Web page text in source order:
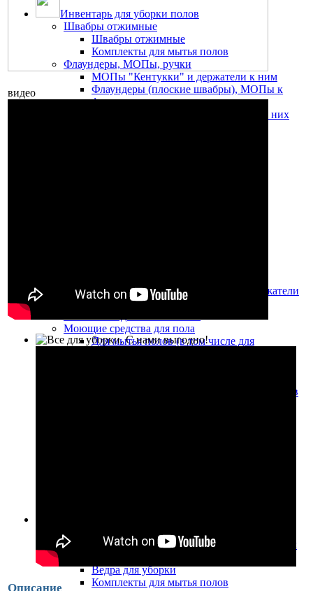
Инвентарь для уборки полов
Швабры отжимные
Швабры отжимные
Комплекты для мытья полов
Флаундеры, МОПы, ручки
МОПы "Кентукки" и держатели к ним
Флаундеры (плоские швабры), МОПы к
флаундерам
Держатели мопов Vileda и Мопы для них
Предупреждающие таблички и знаки, держатели
Моющие средства для пола
Для мытья полов (в том числе для
Химические средства для обработки полов
Уборочные тележки, ведра на колесах
Одноведерные тележки и ведра на колесах
Ведра для уборки
Комплекты для мытья полов
видео
Описание